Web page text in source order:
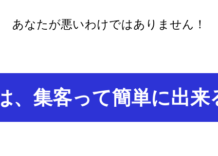
あなたが悪いわけではありません！
、集客って簡単に出来